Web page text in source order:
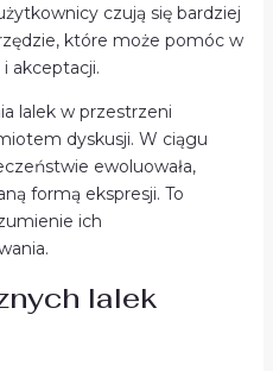
czują się bardziej
które może pomóc w
akceptacji.
lalek w przestrzeni
dyskusji. W ciągu
ewoluowała,
formą ekspresji. To
ich
lalek